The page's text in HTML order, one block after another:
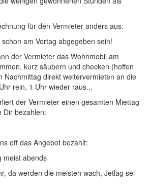
für den Vermieter anders aus:
am Vortag abgegeben sein!
der Vermieter das Wohnmobil am
kurz säubern und checken (hoffen
Nachmittag direkt weitervermieten an die
rein, 1 Uhr wieder raus...
der Vermieter einen gesamten Miettag
Dir bezahlen:
oft das Angebot bezahlt:
meist abends
da werden die meisten wach, Jetlag sei